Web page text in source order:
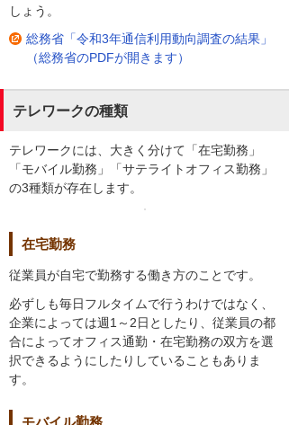
しょう。
総務省「令和3年通信利用動向調査の結果」
（総務省のPDFが開きます）
テレワークの種類
テレワークには、大きく分けて「在宅勤務」
「モバイル勤務」「サテライトオフィス勤務」
の3種類が存在します。
在宅勤務
従業員が自宅で勤務する働き方のことです。
必ずしも毎日フルタイムで行うわけではなく、
企業によっては週1～2日としたり、従業員の都
合によってオフィス通勤・在宅勤務の双方を選
択できるようにしたりしていることもありま
す。
モバイル勤務